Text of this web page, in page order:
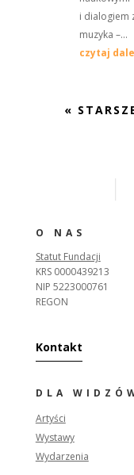
i dialogiem
muzyka –...
czytaj
«
O NAS
Statut Fundacji
KRS 0000439213
NIP 5223000761
REGON
Kontakt
DLA
Artyści
Wystawy
Wydarzenia